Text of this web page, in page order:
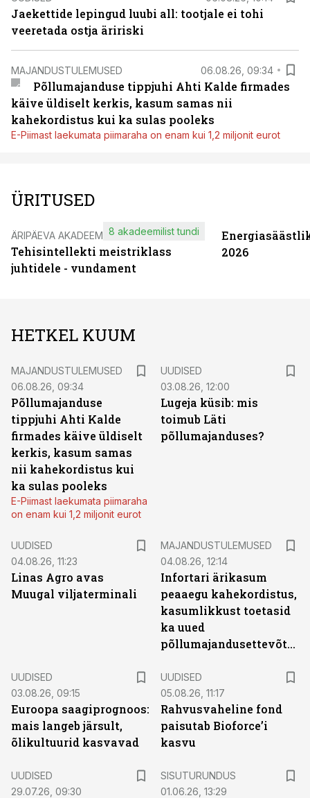
Jaekettide lepingud luubi all: tootjale ei tohi
veeretada ostja äririski
MAJANDUSTULEMUSED 06.08.26, 09:34
Põllumajanduse tippjuhi Ahti Kalde firmades
käive üldiselt kerkis, kasum samas nii
kahekordistus kui ka sulas pooleks
E-Piimast laekumata piimaraha on enam kui 1,2 miljonit eurot
ÜRITUSED
ÄRIPÄEVA AKADEEMIA
Tehisintellekti meistriklass
juhtidele - vundament
8 akadeemilist tundi
2026
HETKEL KUUM
MAJANDUSTULEMUSED
06.08.26, 09:34
Põllumajanduse
tippjuhi Ahti Kalde
firmades käive üldiselt
kerkis, kasum samas
nii kahekordistus kui
ka sulas pooleks
E-Piimast laekumata piimaraha
on enam kui 1,2 miljonit eurot
UUDISED
03.08.26, 12:00
Lugeja küsib: mis
toimub Läti
põllumajanduses?
UUDISED
04.08.26, 11:23
Linas Agro avas
Muugal viljaterminali
MAJANDUSTULEMUSED
04.08.26, 12:14
Infortari ärikasum
peaaegu kahekordistus,
kasumlikkust toetasid
ka uued
põllumajandusettevõtted
UUDISED
03.08.26, 09:15
Euroopa saagiprognoos:
mais langeb järsult,
õlikultuurid kasvavad
UUDISED
05.08.26, 11:17
Rahvusvaheline fond
paisutab Bioforce’i
kasvu
UUDISED
29.07.26, 09:30
SISUTURUNDUS
01.06.26, 13:29